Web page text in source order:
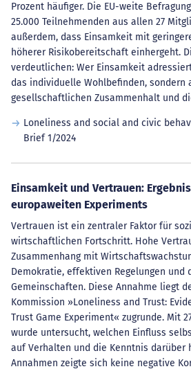
Prozent häufiger. Die EU-weite
25.000 Teilnehmenden aus allen 27
außerdem, dass Einsamkeit mit
höherer Risikobereitschaft einhergeht.
verdeutlichen: Wer Einsamkeit
das individuelle Wohlbefinden, sondern
gesellschaftlichen Zusammenhalt und
Loneliness and social and civic
Brief 1/2024
Einsamkeit und Vertrauen:
europaweiten Experiments
Vertrauen ist ein zentraler Faktor für
wirtschaftlichen Fortschritt. Hohe
Zusammenhang mit
Demokratie, effektiven Regelungen und
Gemeinschaften. Diese Annahme liegt
Kommission »Loneliness and Trust:
Trust Game Experiment« zugrunde. Mit
wurde untersucht, welchen Einfluss
auf Verhalten und die Kenntnis darüber
Annahmen zeigte sich keine negative